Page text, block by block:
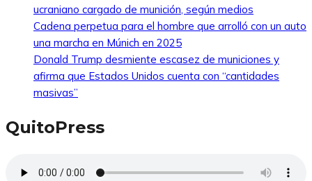
ucraniano cargado de munición, según medios
Cadena perpetua para el hombre que arrolló con un auto
una marcha en Múnich en 2025
Donald Trump desmiente escasez de municiones y
afirma que Estados Unidos cuenta con “cantidades
masivas”
QuitoPress